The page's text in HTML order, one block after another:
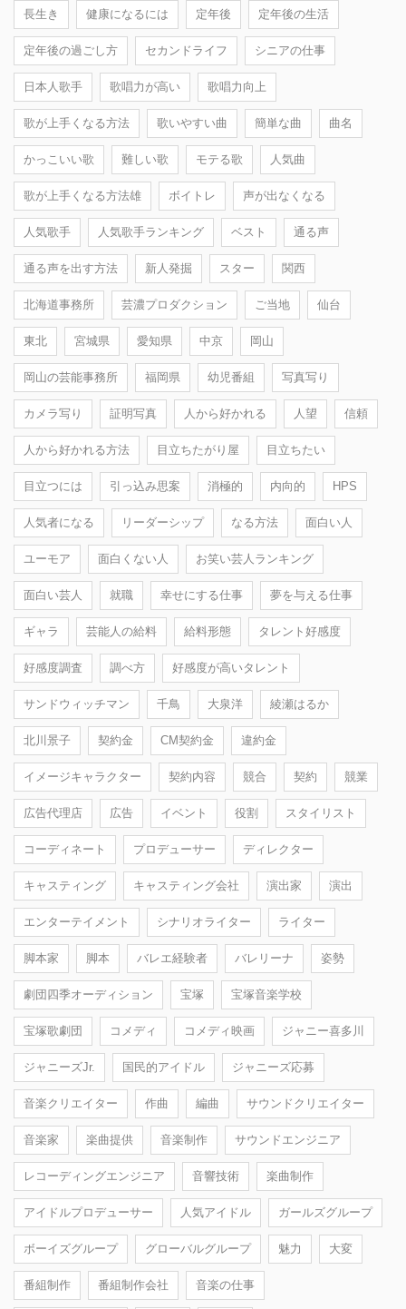
長生き 健康になるには 定年後 定年後の生活
定年後の過ごし方 セカンドライフ シニアの仕事
日本人歌手 歌唱力が高い 歌唱力向上
歌が上手くなる方法 歌いやすい曲 簡単な曲 曲名
かっこいい歌 難しい歌 モテる歌 人気曲
歌が上手くなる方法雄 ボイトレ 声が出なくなる
人気歌手 人気歌手ランキング ベスト 通る声
通る声を出す方法 新人発掘 スター 関西
北海道事務所 芸濃プロダクション ご当地 仙台
東北 宮城県 愛知県 中京 岡山
岡山の芸能事務所 福岡県 幼児番組 写真写り
カメラ写り 証明写真 人から好かれる 人望 信頼
人から好かれる方法 目立ちたがり屋 目立ちたい
目立つには 引っ込み思案 消極的 内向的 HPS
人気者になる リーダーシップ なる方法 面白い人
ユーモア 面白くない人 お笑い芸人ランキング
面白い芸人 就職 幸せにする仕事 夢を与える仕事
ギャラ 芸能人の給料 給料形態 タレント好感度
好感度調査 調べ方 好感度が高いタレント
サンドウィッチマン 千鳥 大泉洋 綾瀬はるか
北川景子 契約金 CM契約金 違約金
イメージキャラクター 契約内容 競合 契約 競業
広告代理店 広告 イベント 役割 スタイリスト
コーディネート プロデューサー ディレクター
キャスティング キャスティング会社 演出家 演出
エンターテイメント シナリオライター ライター
脚本家 脚本 バレエ経験者 バレリーナ 姿勢
劇団四季オーディション 宝塚 宝塚音楽学校
宝塚歌劇団 コメディ コメディ映画 ジャニー喜多川
ジャニーズJr. 国民的アイドル ジャニーズ応募
音楽クリエイター 作曲 編曲 サウンドクリエイター
音楽家 楽曲提供 音楽制作 サウンドエンジニア
レコーディングエンジニア 音響技術 楽曲制作
アイドルプロデューサー 人気アイドル ガールズグループ
ボーイズグループ グローバルグループ 魅力 大変
番組制作 番組制作会社 音楽の仕事